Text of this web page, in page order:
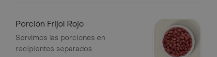
Porción Frijol Rojo
Servimos las porciones en
recipientes separados